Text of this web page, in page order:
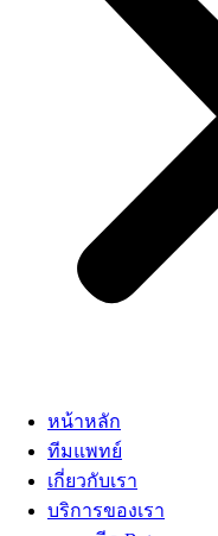
หน้าหลัก
ทีมแพทย์
เกี่ยวกับเรา
บริการของเรา